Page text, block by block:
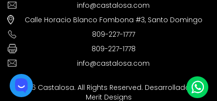
info@castalosa.com
Calle Horacio Blanco Fombona #3, Santo Domingo
809-227-1777
809-227-1778
info@castalosa.com
©2026 Castalosa. All Rights Reserved. Desarrollado por
Merit Designs